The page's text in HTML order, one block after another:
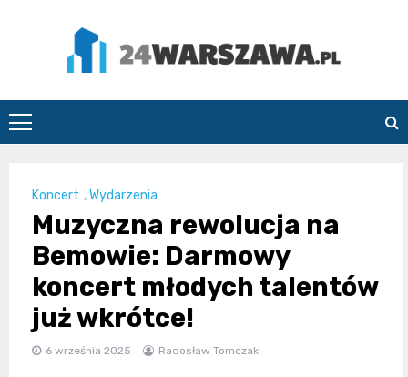
24Warszawa.pl
Koncert ,Wydarzenia
Muzyczna rewolucja na
Bemowie: Darmowy
koncert młodych talentów
już wkrótce!
6 września 2025 Radosław Tomczak